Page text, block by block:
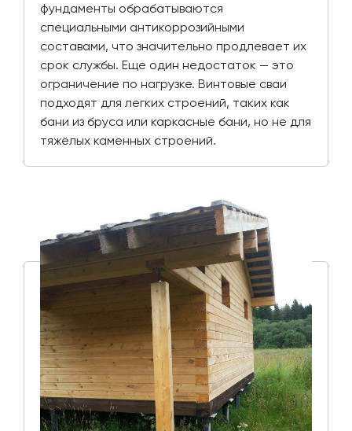
фундаменты обрабатываются
специальными антикоррозийными
составами, что значительно продлевает их
срок службы. Еще один недостаток — это
ограничение по нагрузке. Винтовые сваи
подходят для легких строений, таких как
бани из бруса или каркасные бани, но не для
тяжёлых каменных строений.